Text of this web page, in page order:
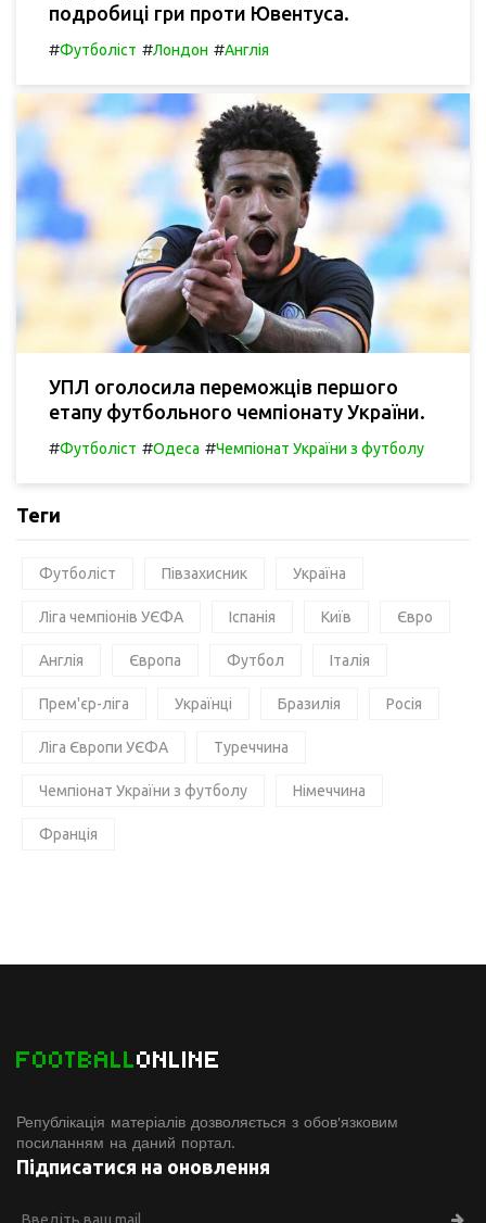
подробиці гри проти Ювентуса.
#Футболіст #Лондон #Англія
УПЛ оголосила переможців першого
етапу футбольного чемпіонату України.
#Футболіст #Одеса #Чемпіонат України з футболу
Теги
Футболіст Півзахисник Україна
Ліга чемпіонів УЄФА Іспанія Київ Євро
Англія Європа Футбол Італія
Прем'єр-ліга Українці Бразилія Росія
Ліга Європи УЄФА Туреччина
Чемпіонат України з футболу Німеччина
Франція
FOOTBALLONLINE
Републікація матеріалів дозволяється з обов'язковим
посиланням на даний портал.
Підписатися на оновлення